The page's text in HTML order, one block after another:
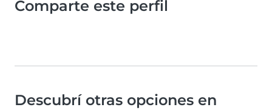
Comparte este perfil
Descubrí otras opciones en